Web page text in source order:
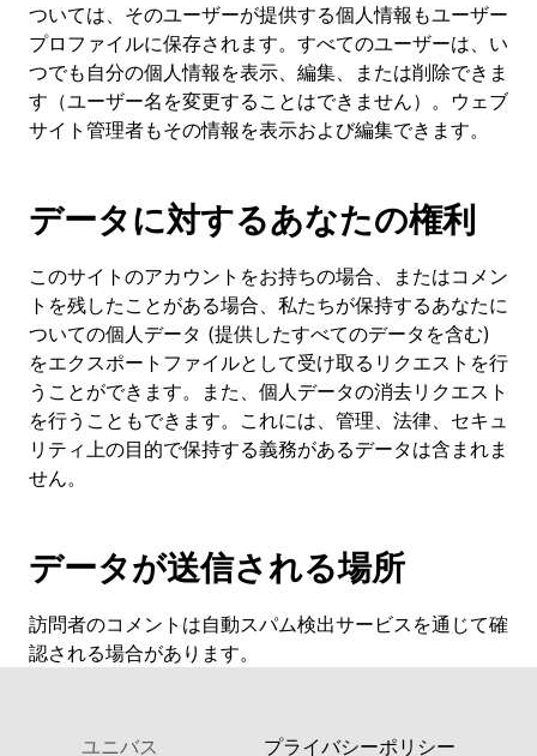
ついては、そのユーザーが提供する個人情報もユーザー
プロファイルに保存されます。すべてのユーザーは、い
つでも自分の個人情報を表示、編集、または削除できま
す（ユーザー名を変更することはできません）。ウェブ
サイト管理者もその情報を表示および編集できます。
データに対するあなたの権利
このサイトのアカウントをお持ちの場合、またはコメン
トを残したことがある場合、私たちが保持するあなたに
ついての個人データ (提供したすべてのデータを含む)
をエクスポートファイルとして受け取るリクエストを行
うことができます。また、個人データの消去リクエスト
を行うこともできます。これには、管理、法律、セキュ
リティ上の目的で保持する義務があるデータは含まれま
せん。
データが送信される場所
訪問者のコメントは自動スパム検出サービスを通じて確
認される場合があります。
ユニバス プライバシーポリシー